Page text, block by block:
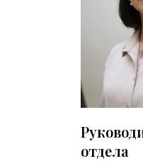
отдела